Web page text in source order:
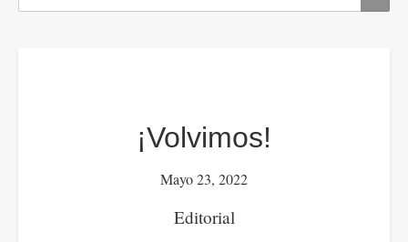
¡Volvimos!
Mayo 23, 2022
Editorial